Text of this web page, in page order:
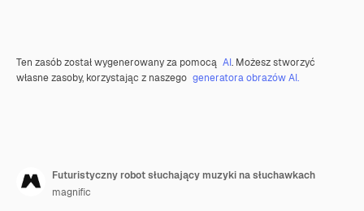
Ten zasób został wygenerowany za pomocą AI. Możesz stworzyć
własne zasoby, korzystając z naszego generatora obrazów AI.
Futuristyczny robot słuchający muzyki na słuchawkach
magnific